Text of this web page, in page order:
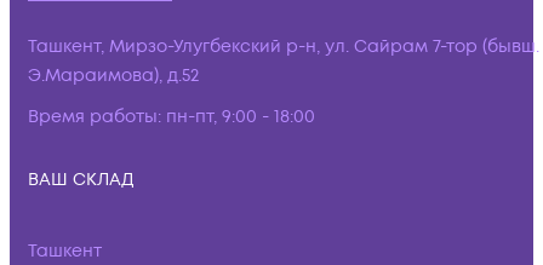
Ташкент, Мирзо-Улугбекский р-н, ул. Сайрам 7-тор (бывш.
Э.Мараимова), д.52
Время работы: пн-пт, 9:00 - 18:00
ВАШ СКЛАД
Ташкент